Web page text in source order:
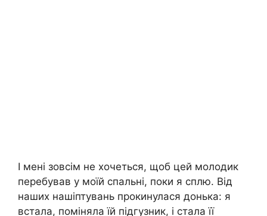
І мені зовсім не хочеться, щоб цей молодик
перебував у моїй спальні, поки я сплю. Від
наших нашіптувань прокинулася донька: я
встала, поміняла їй підгузник, і стала її